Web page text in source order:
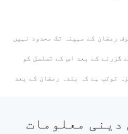
رمضان کے مہینہ تک محدود نہیں
گزرنے کے بعد اس کے تسلسل کو
توتب ہے کہ بندہ رمضان کے بعد
دینی معلومات